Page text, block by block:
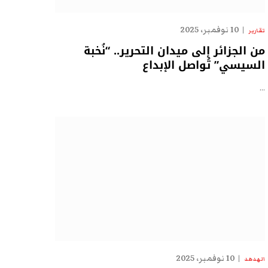
تقارير 10 نوفمبر، 2025
من الجزائر إلى ميدان التحرير.. “نُخبة
السيسي” تُواصل الإبداع
…
الهدهد 10 نوفمبر، 2025